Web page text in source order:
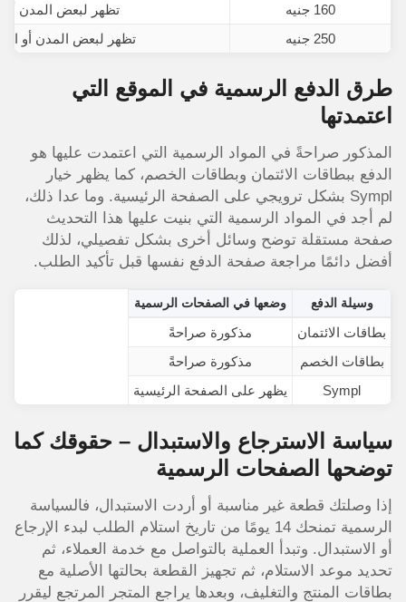
160 جنيه
تظهر لبعض المدن أو
250 جنيه
تظهر لبعض المدن أو
طرق الدفع الرسمية في الموقع التي
اعتمدتها
المذكور صراحةً في المواد الرسمية التي اعتمدت عليها هو
الدفع ببطاقات الائتمان وبطاقات الخصم، كما يظهر خيار
Sympl بشكل ترويجي على الصفحة الرئيسية. وما عدا ذلك،
لم أجد في المواد الرسمية التي بنيت عليها هذا التحديث
صفحة مستقلة توضح وسائل أخرى بشكل تفصيلي، لذلك
أفضل دائمًا مراجعة صفحة الدفع نفسها قبل تأكيد الطلب.
وسيلة الدفع وضعها في الصفحات الرسمية
بطاقات الائتمان
مذكورة صراحةً
بطاقات الخصم
مذكورة صراحةً
Sympl
يظهر على الصفحة الرئيسية
سياسة الاسترجاع والاستبدال – حقوقك كما
توضحها الصفحات الرسمية
إذا وصلتك قطعة غير مناسبة أو أردت الاستبدال، فالسياسة
الرسمية تمنحك 14 يومًا من تاريخ استلام الطلب لبدء الإرجاع
أو الاستبدال. وتبدأ العملية بالتواصل مع خدمة العملاء، ثم
تحديد موعد الاستلام، ثم تجهيز القطعة بحالتها الأصلية مع
بطاقات المنتج والتغليف، وبعدها يراجع المتجر المرتجع ليقرر